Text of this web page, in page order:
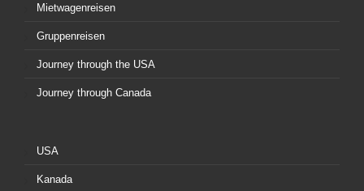
Mietwagenreisen
Gruppenreisen
Journey through the USA
Journey through Canada
USA
Kanada